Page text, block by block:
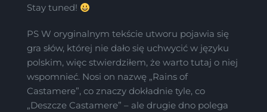
Stay tuned!
PS W oryginalnym tekście utworu pojawia się
gra słów, której nie dało się uchwycić w języku
polskim, więc stwierdziłem, że warto tutaj o niej
wspomnieć. Nosi on nazwę „Rains of
Castamere”, co znaczy dokładnie tyle, co
„Deszcze Castamere” – ale drugie dno polega